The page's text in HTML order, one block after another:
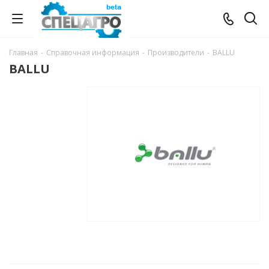
Главная - Справочная информация - Производители - BALLU
BALLU